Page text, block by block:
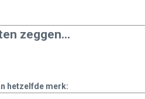
zeggen...
hetzelfde merk: